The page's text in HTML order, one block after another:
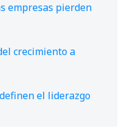
empresas pierden
crecimiento a
el liderazgo